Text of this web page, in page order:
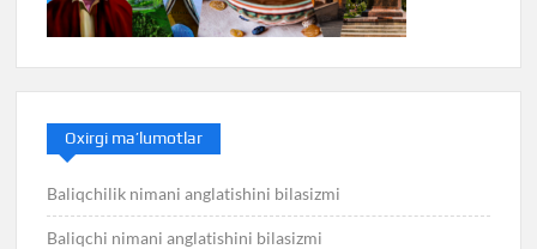
Oxirgi ma’lumotlar
Baliqchilik nimani anglatishini bilasizmi
Baliqchi nimani anglatishini bilasizmi